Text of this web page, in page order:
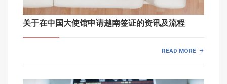
关于在中国大使馆申请越南签证的资讯及流程
READ MORE